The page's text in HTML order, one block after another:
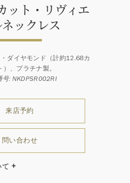
ット・リヴィエ
ックレス
ダイヤモンド（計約12.68カ
）、プラチナ製。
号: NKDPSR002RI
来店予約
問い合わせ